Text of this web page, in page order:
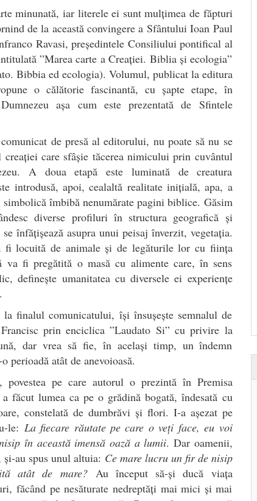
minunată, iar literele ei sunt mulțimea de făpturi
de la această convingere a Sfântului Ioan Paul
Ravasi, președintele Consiliului pontifical al
”Marea carte a Creației. Biblia și ecologia”
Bibbia ed ecologia). Volumul, publicat la editura
o călătorie fascinantă, cu șapte etape, în
așa cum este prezentată de Sfintele
de presă al editorului, nu poate să nu se
creației care sfâșie tăcerea nimicului prin cuvântul
A doua etapă este luminată de creatura
introdusă, apoi, cealaltă realitate inițială, apa, a
simbolică îmbibă nenumărate pagini biblice. Găsim
diverse profiluri în structura geografică și
înfățișează asupra unui peisaj înverzit, vegetația.
fi locuită de animale și de legăturile lor cu ființa
va fi pregătită o masă cu alimente care, în sens
definește umanitatea cu diversele ei experiențe
finalul comunicatului, își însușește semnalul de
prin enciclica ”Laudato Si” cu privire la
dar vrea să fie, în același timp, un îndemn
perioadă atât de anevoioasă.
povestea pe care autorul o prezintă în Premisa
făcut lumea ca pe o grădină bogată, îndesată cu
constelată de dumbrăvi și flori. I-a așezat pe
le: La fiecare răutate pe care o veți face, eu voi
în această imensă oază a lumii. Dar oamenii,
au spus unul altuia: Ce mare lucru un fir de nisip
atât de mare?Au început să-și ducă viața
făcând pe nesăturate nedreptăți mai mici și mai